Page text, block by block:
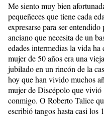
Me siento muy bien
pequeñeces que tiene cada
expresarse para ser
anciano que necesita de un
edades intermedias la vida
mujer de 50 años era una
jubilado en un rincón de la
hoy que han vivido muchos
mujer de Discépolo que vivió
conmigo. O Roberto Talice
escribió tangos hasta casi los